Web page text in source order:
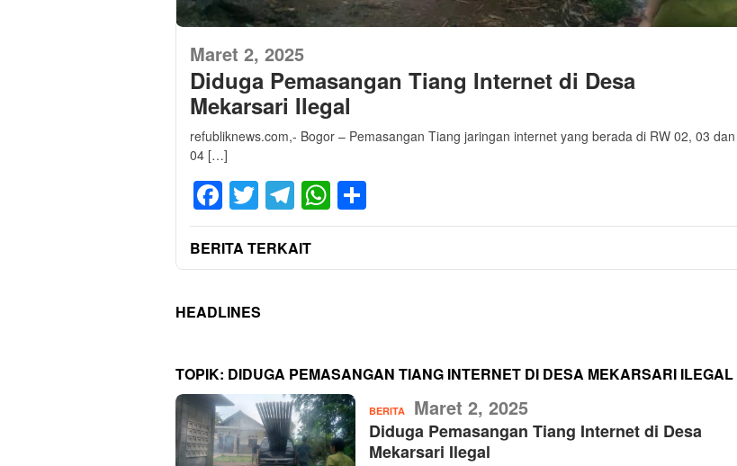
Maret 2, 2025
Diduga Pemasangan Tiang Internet di Desa
Mekarsari Ilegal
refubliknews.com,- Bogor – Pemasangan Tiang jaringan internet yang berada di RW 02, 03 dan
04 […]
Facebook
Twitter
Telegram
WhatsApp
BERITA TERKAIT
HEADLINES
TOPIK: DIDUGA PEMASANGAN TIANG INTERNET DI DESA MEKARSARI ILEGAL
BERITARefublikNews
Maret 2, 2025
Diduga Pemasangan Tiang Internet di Desa
Mekarsari Ilegal